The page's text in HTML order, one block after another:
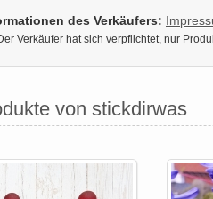
des Verkäufers:
Verkäufer hat sich verpflichtet, nur
von stickdirwas